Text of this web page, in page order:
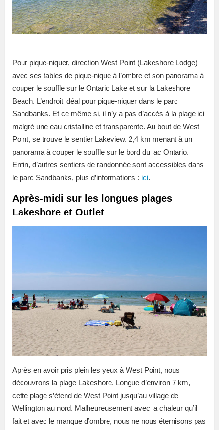
Pour pique-niquer, direction West Point (Lakeshore Lodge)
avec ses tables de pique-nique à l’ombre et son panorama à
couper le souffle sur le Ontario Lake et sur la Lakeshore
Beach. L’endroit idéal pour pique-niquer dans le parc
Sandbanks. Et ce même si, il n’y a pas d’accès à la plage ici
malgré une eau cristalline et transparente. Au bout de West
Point, se trouve le sentier Lakeview. 2,4 km menant à un
panorama à couper le souffle sur le bord du lac Ontario.
Enfin, d’autres sentiers de randonnée sont accessibles dans
le parc Sandbanks, plus d’informations : ici.
Après-midi sur les longues plages
Lakeshore et Outlet
Après en avoir pris plein les yeux à West Point, nous
découvrons la plage Lakeshore. Longue d’environ 7 km,
cette plage s’étend de West Point jusqu’au village de
Wellington au nord. Malheureusement avec la chaleur qu’il
fait et avec le manque d’ombre, nous ne nous éternisons pas